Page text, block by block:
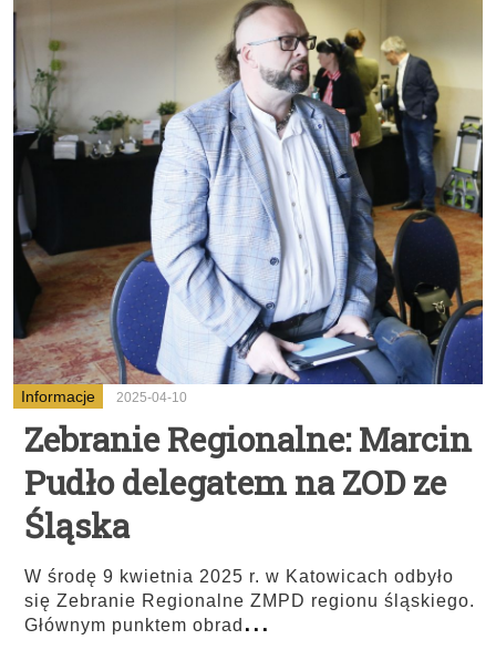
Informacje 2025-04-10
Zebranie Regionalne: Marcin
Pudło delegatem na ZOD ze
Śląska
W środę 9 kwietnia 2025 r. w Katowicach odbyło
się Zebranie Regionalne ZMPD regionu śląskiego.
Głównym punktem obrad ...